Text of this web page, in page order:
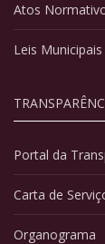
Atos
Leis
Portal da
Carta de
Organograma